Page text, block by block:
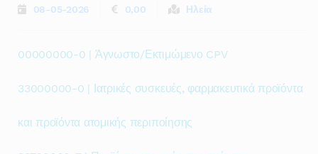
08-05-2026 0,00 Ηλεία
00000000-0 | Άγνωστο/Εκτιμώμενο CPV
33000000-0 | Ιατρικές συσκευές, φαρμακευτικά προϊόντα
και προϊόντα ατομικής περιποίησης